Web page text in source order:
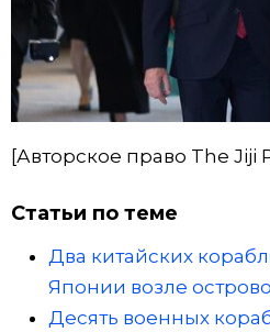
[Авторское право The Jiji
Статьи по теме
Два китайских
Японии возле
Десять военных